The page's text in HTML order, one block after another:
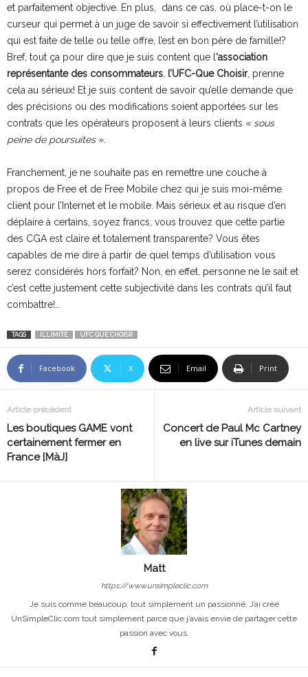
et parfaitement objective. En plus, dans ce cas, où place-t-on le
curseur qui permet à un juge de savoir si effectivement l’utilisation
qui est faite de telle ou telle offre, l’est en bon père de famille!?
Bref, tout ça pour dire que je suis content que l ‘association
représentante des consommateurs l’UFC-Que Choisir, prenne
cela au sérieux! Et je suis content de savoir qu’elle demande que
des précisions ou des modifications soient apportées sur les
contrats que les opérateurs proposent à leurs clients « sous
peine de poursuites».
Franchement, je ne souhaite pas en remettre une couche à
propos de Free et de Free Mobile chez qui je suis moi-même
client pour l’Internet et le mobile. Mais sérieux et au risque d’en
déplaire à certains, soyez francs, vous trouvez que cette partie
des CGA est claire et totalement transparente? Vous êtes
capables de me dire à partir de quel temps d’utilisation vous
serez considérés hors forfait? Non, en effet, personne ne le sait et
c’est cette justement cette subjectivité dans les contrats qu’il faut
combattre!…
TAGS ILLIMITE UFC QUE CHOISR
Facebook X Email Print
Article précédent
Les boutiques GAME vont
certainement fermer en
France [MàJ]
Article suivant
Concert de Paul Mc Cartney
en live sur iTunes demain
Matt
https://www.unsimpleclic.com
Je suis comme beaucoup, tout simplement un passionné. J’ai créé
UnSimpleClic.com tout simplement parce que j’avais envie de partager cette
passion avec vous.